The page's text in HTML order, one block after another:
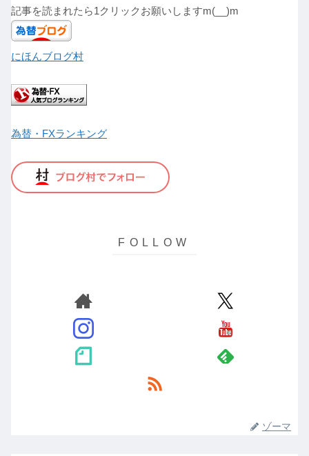
記事を読まれたら1クリックお願いしますm(__)m
にほんブログ村
為替・FXランキング
ゾーマ